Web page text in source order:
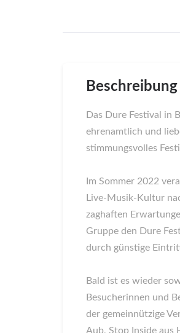
Beschreibung
Das Dure Festival in
ehrenamtlich und
stimmungsvolles
Im Sommer 2022
Live-Musik-Kultur
zaghaften
Gruppe den Dure
durch günstige
Bald ist es wieder
Besucherinnen und
der gemeinnützige
Aub, Stop Inside aus